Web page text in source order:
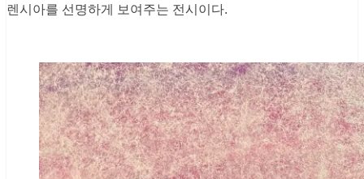
렌시아를 선명하게 보여주는 전시이다.